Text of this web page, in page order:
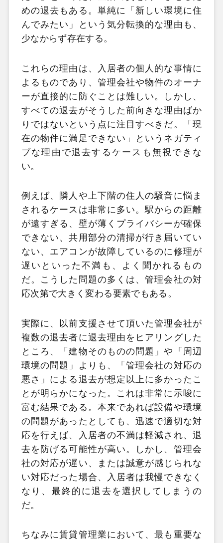
めの退去もある。単純に「新しい環境に住
んでみたい」という気分転換的な理由も、
少なからず存在する。
これらの理由は、入居者の個人的な事情に
よるものであり、管理会社や物件のオーナ
ーが直接的に防ぐことは難しい。しかし、
すべての退去がそうした前向きな理由ばか
りではないという点に注目すべきだ。「現
在の物件に満足できない」というネガティ
ブな理由で退去するケースも無視できな
い。
例えば、隣人や上下階の住人の騒音に悩ま
されるケースは非常に多い。駅からの距離
が遠すぎる、壁が薄くプライバシーが確保
できない、共用部分の清掃が行き届いてい
ない、エアコンが故障しているのに修理が
遅いといった不満も、よく聞かれるもの
だ。こうした問題の多くは、管理会社の対
応次第で大きく変わる要素でもある。
実際に、以前支援させて頂いた管理会社が
複数の退去者に退去理由をヒアリングした
ところ、「建物そのものの問題」や「周辺
環境の問題」よりも、「管理会社の対応の
悪さ」による退去が想定以上に多かったこ
とが明らかになった。これは非常に示唆に
富む結果である。本来であれば設備や環境
の問題があったとしても、迅速で適切な対
応を行えば、入居者の不満は軽減され、退
去を防げる可能性が高い。しかし、管理会
社の対応が遅い、または誠意が感じられな
い対応だった場合、入居者は我慢できなく
なり、最終的に退去を選択してしまうの
だ。
ちなみに賃貸管理業において、最も重要な